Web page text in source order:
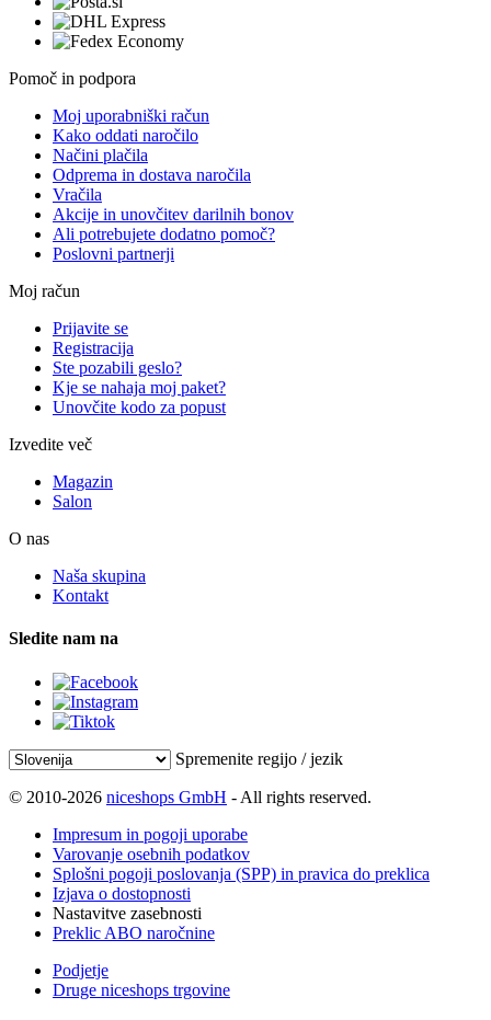
Pomoč in podpora
Moj uporabniški račun
Kako oddati naročilo
Načini plačila
Odprema in dostava naročila
Vračila
Akcije in unovčitev darilnih bonov
Ali potrebujete dodatno pomoč?
Poslovni partnerji
Moj račun
Prijavite se
Registracija
Ste pozabili geslo?
Kje se nahaja moj paket?
Unovčite kodo za popust
Izvedite več
Magazin
Salon
O nas
Naša skupina
Kontakt
Sledite nam na
Spremenite regijo / jezik
© 2010-2026 niceshops GmbH - All rights reserved.
Impresum in pogoji uporabe
Varovanje osebnih podatkov
Splošni pogoji poslovanja (SPP) in pravica do preklica
Izjava o dostopnosti
Nastavitve zasebnosti
Preklic ABO naročnine
Podjetje
Druge niceshops trgovine